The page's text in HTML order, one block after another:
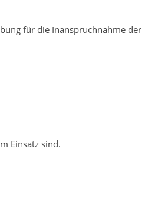
für die Inanspruchnahme der
Einsatz sind.